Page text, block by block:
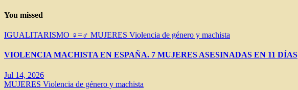
You missed
IGUALITARISMO ♀=♂ MUJERES Violencia de género y machista
VIOLENCIA MACHISTA EN ESPAÑA. 7 MUJERES ASESINADAS EN 11 DÍAS
Jul 14, 2026
MUJERES Violencia de género y machista